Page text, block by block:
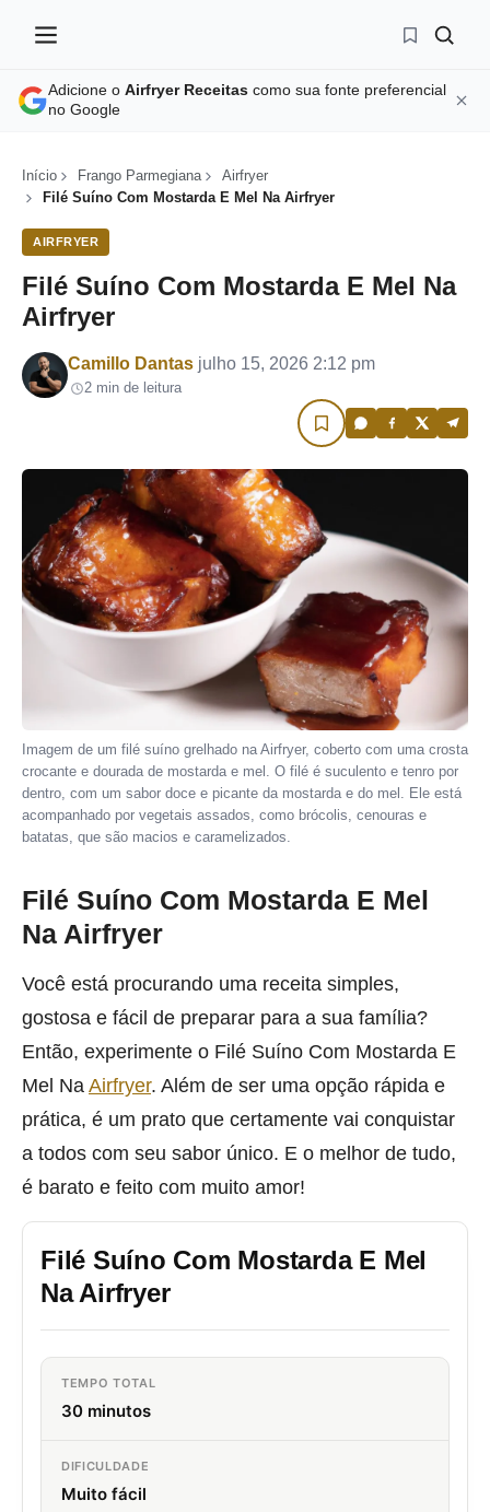
Adicione o Airfryer Receitas como sua fonte preferencial
no Google
Início Frango Parmegiana
Airfryer
Filé Suíno Com Mostarda E Mel Na Airfryer
AIRFRYER
Filé Suíno Com Mostarda E Mel Na
Airfryer
Por
Camillo Dantas julho 15, 2026 2:12 pm
2 min de leitura
Imagem de um filé suíno grelhado na Airfryer, coberto com uma crosta
crocante e dourada de mostarda e mel. O filé é suculento e tenro por
dentro, com um sabor doce e picante da mostarda e do mel. Ele está
acompanhado por vegetais assados, como brócolis, cenouras e
batatas, que são macios e caramelizados.
Filé Suíno Com Mostarda E Mel
Na Airfryer
Você está procurando uma receita simples,
gostosa e fácil de preparar para a sua família?
Então, experimente o Filé Suíno Com Mostarda E
Mel Na Airfryer. Além de ser uma opção rápida e
prática, é um prato que certamente vai conquistar
a todos com seu sabor único. E o melhor de tudo,
é barato e feito com muito amor!
Filé Suíno Com Mostarda E Mel
Na Airfryer
TEMPO TOTAL
30 minutos
DIFICULDADE
Muito fácil